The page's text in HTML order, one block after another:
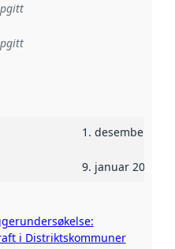
1. desember
9. januar 2022
en implementasjonsregel
i Distriktskommuner